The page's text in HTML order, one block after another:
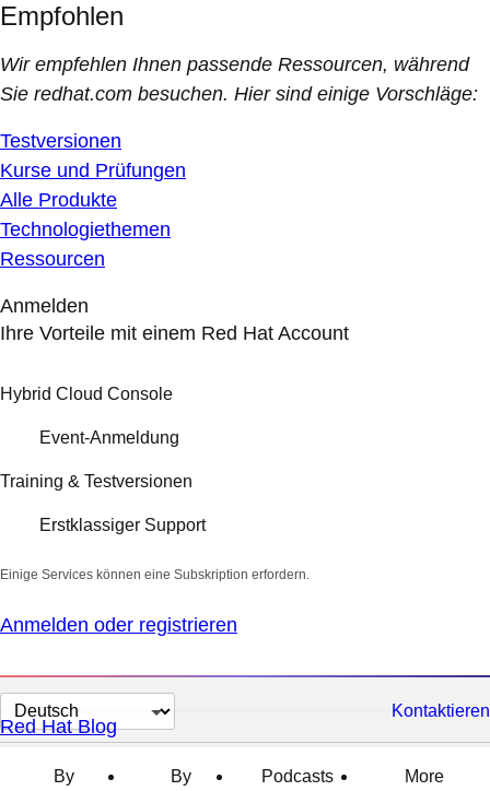
Empfohlen
Wir empfehlen Ihnen passende Ressourcen, während
Sie redhat.com besuchen. Hier sind einige Vorschläge:
Testversionen
Kurse und Prüfungen
Alle Produkte
Technologiethemen
Ressourcen
Anmelden
Ihre Vorteile mit einem Red Hat Account
Hybrid Cloud Console
Event-Anmeldung
Training & Testversionen
Erstklassiger Support
Einige Services können eine Subskription erfordern.
Anmelden oder registrieren
Sprache
auswählen
Kontaktieren
Red Hat Blog
By
By
Podcasts
More